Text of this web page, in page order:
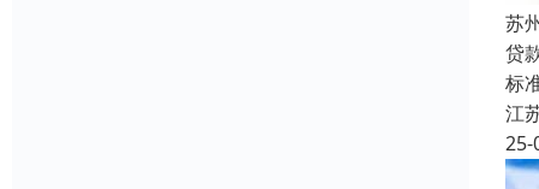
苏
贷
标
江
25-